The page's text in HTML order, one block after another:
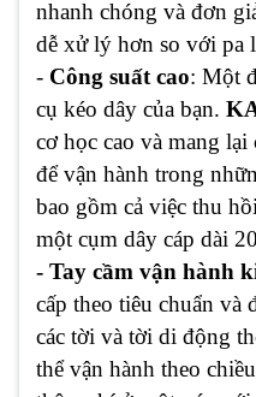
nhanh chóng và đơn
dễ xử lý hơn so với pa
- Công suất cao: Một
cụ kéo dây của bạn.
cơ học cao và mang
để vận hành trong
bao gồm cả việc thu
một cụm dây cáp dài
- Tay cầm vận hành
cấp theo tiêu chuẩn và
các tời và tời di động
thể vận hành theo